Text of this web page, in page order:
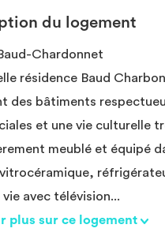
du logement
Chardonnet
résidence Baud
des bâtiments
et une vie culturelle
meublé et équipé
vie avec télévision...
plus sur ce logement